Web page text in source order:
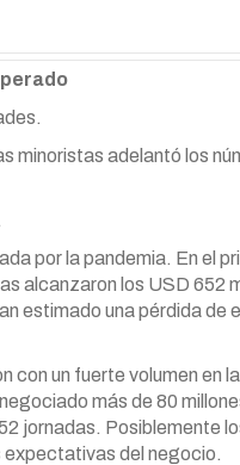
minoristas adelantó los
por la pandemia. En el
alcanzaron los USD 652
estimado una pérdida de
con un fuerte volumen en
más de 80
jornadas. Posiblemente
expectativas del negocio.